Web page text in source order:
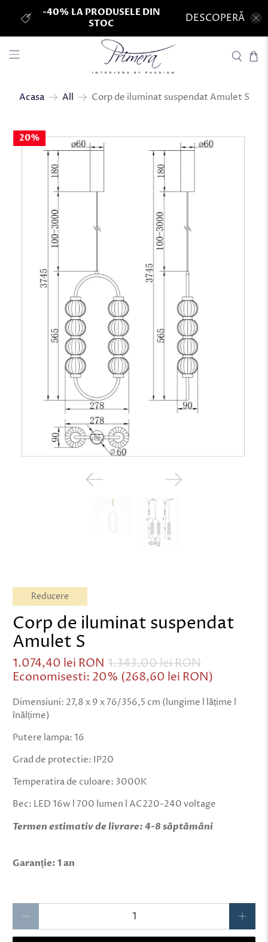
-40% LA PRODUSELE DIN
STOC
DESCOPERĂ
Acasa All Corp de iluminat suspendat Amulet S
20%
Reducere
Corp de iluminat suspendat
Amulet S
1.074,40 lei RON 1.343,00 lei RON
Economisesti: 20% (268,60 lei RON)
Dimensiuni: 27,8 x 9 x 76/356,5 cm (lungime l lățime l
înălțime)
Putere lampa: 16
Grad de protectie: IP20
Temperatira de culoare: 3000K
Bec: LED 16w l 700 lumen l AC220-240 voltage
Termen estimativ de livrare: 4-8 săptămâni
Garanție: 1 an